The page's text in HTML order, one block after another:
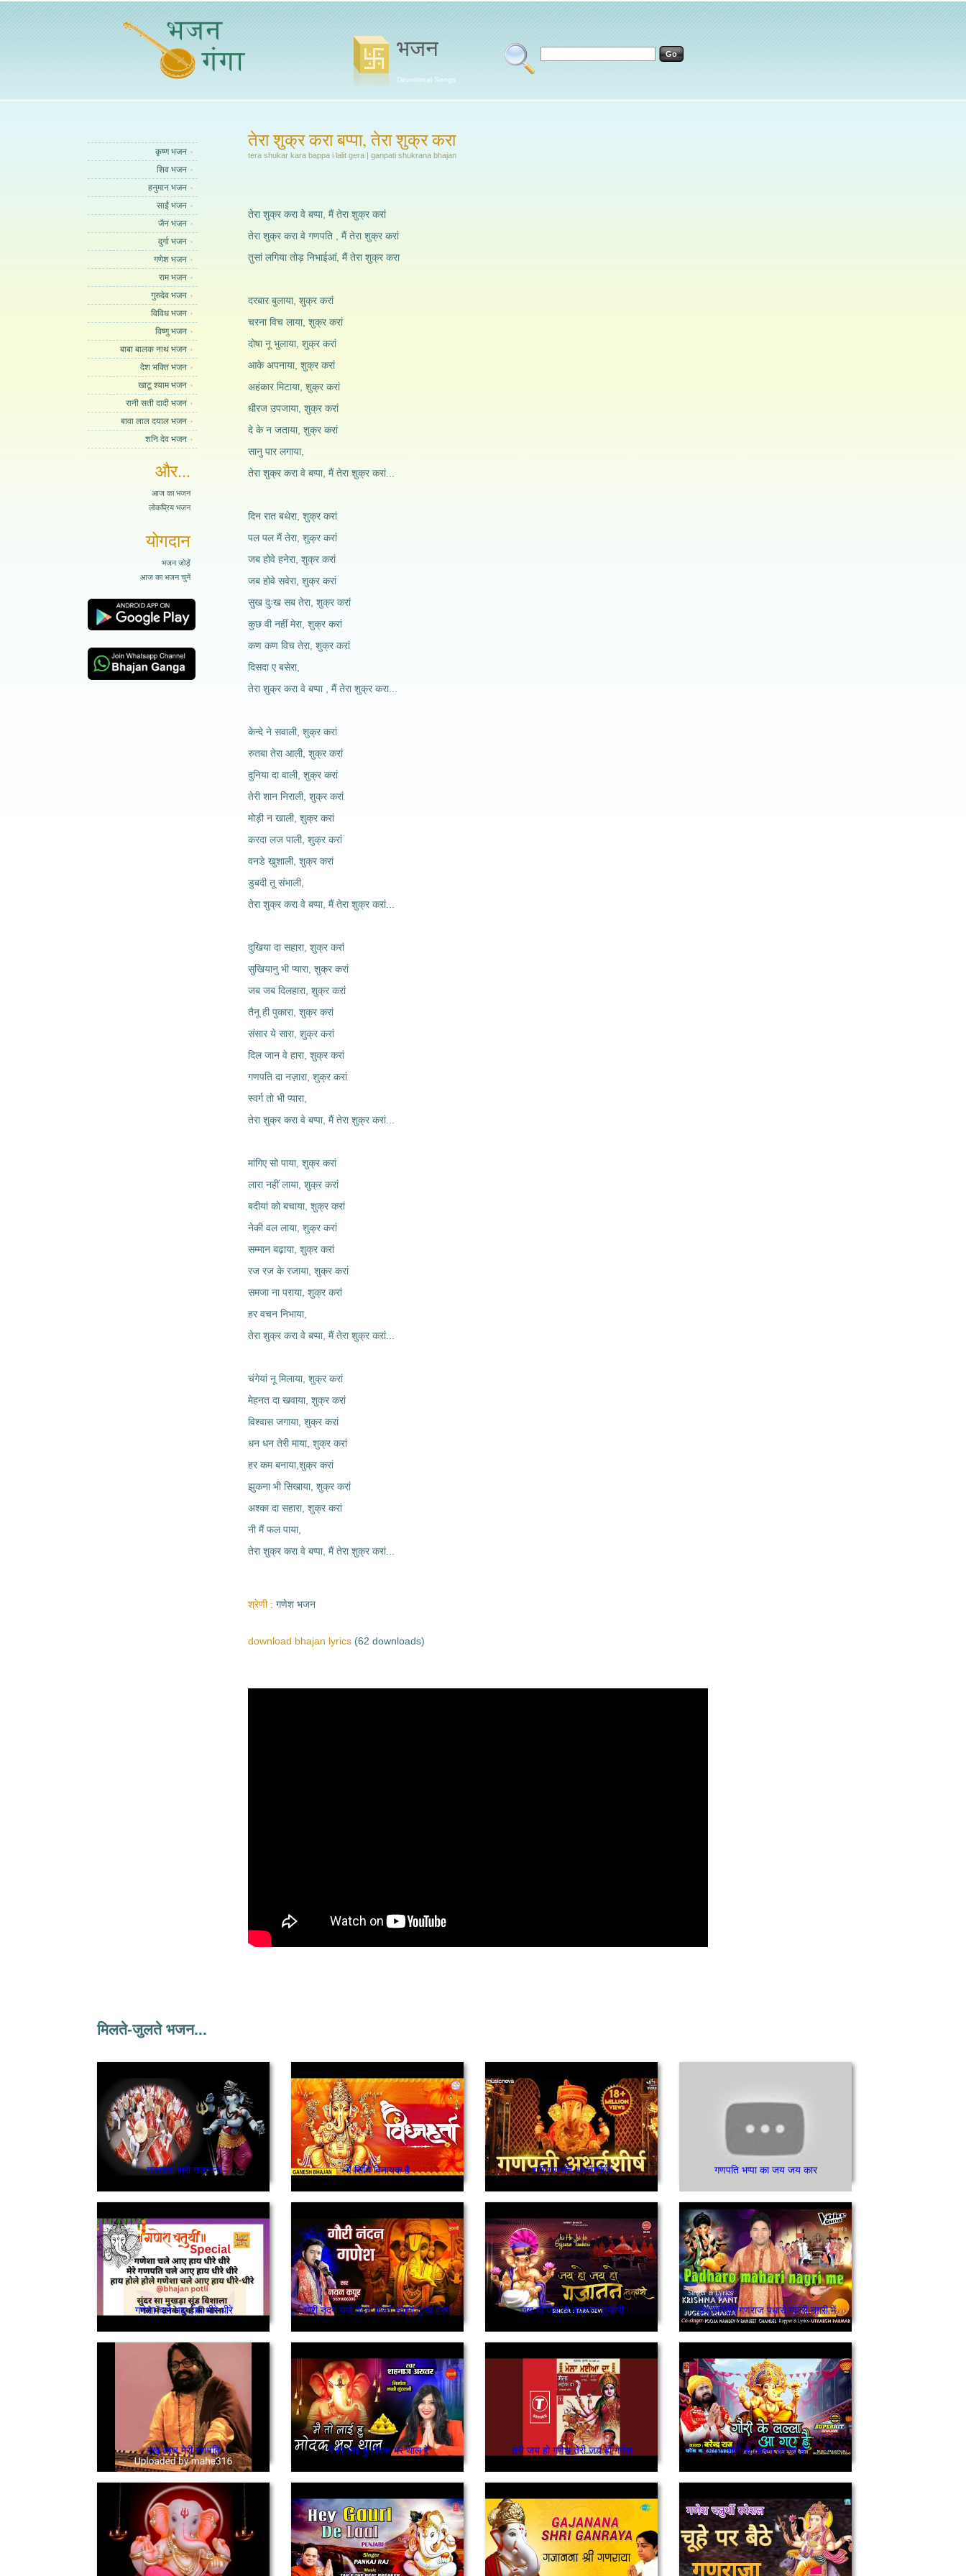
भजन
Devotional Songs
कृष्ण भजन
शिव भजन
हनुमान भजन
साईं भजन
जैन भजन
दुर्गा भजन
गणेश भजन
राम भजन
गुरुदेव भजन
विविध भजन
विष्णु भजन
बाबा बालक नाथ भजन
देश भक्ति भजन
खाटू श्याम भजन
रानी सती दादी भजन
बावा लाल दयाल भजन
शनि देव भजन
और...
आज का भजन
लोकप्रिय भजन
योगदान
भजन जोड़ें
आज का भजन चुनें
तेरा शुक्र करा बप्पा, तेरा शुक्र करा
tera shukar kara bappa i lalit gera | ganpati shukrana bhajan
तेरा शुक्र करा वे बप्पा, मैं तेरा शुक्र करां
तेरा शुक्र करा वे गणपति , मैं तेरा शुक्र करां
तुसां लगिया तोड़ निभाईआं, मैं तेरा शुक्र करा
दरबार बुलाया, शुक्र करां
चरना विच लाया, शुक्र करां
दोषा नू भुलाया, शुक्र करां
आके अपनाया, शुक्र करां
अहंकार मिटाया, शुक्र करां
धीरज उपजाया, शुक्र करां
दे के न जताया, शुक्र करां
सानु पार लगाया,
तेरा शुक्र करा वे बप्पा, मैं तेरा शुक्र करां...
दिन रात बथेरा, शुक्र करां
पल पल मैं तेरा, शुक्र करां
जब होवे हनेरा, शुक्र करां
जब होवे सवेरा, शुक्र करां
सुख दुःख सब तेरा, शुक्र करां
कुछ वी नहीं मेरा, शुक्र करां
कण कण विच तेरा, शुक्र करां
दिसदा ए बसेरा,
तेरा शुक्र करा वे बप्पा , मैं तेरा शुक्र करा...
केन्दे ने सवाली, शुक्र करां
रुतबा तेरा आली, शुक्र करां
दुनिया दा वाली, शुक्र करां
तेरी शान निराली, शुक्र करां
मोड़ी न खाली, शुक्र करां
करदा लज पाली, शुक्र करां
वनडे खुशाली, शुक्र करां
डुबदी तू संभाली,
तेरा शुक्र करा वे बप्पा, मैं तेरा शुक्र करां...
दुखिया दा सहारा, शुक्र करां
सुखियानु भी प्यारा, शुक्र करां
जब जब दिलहारा, शुक्र करां
तैनू ही पुकारा, शुक्र करां
संसार ये सारा, शुक्र करां
दिल जान वे हारा, शुक्र करां
गणपति दा नज़ारा, शुक्र करां
स्वर्ग तो भी प्यारा,
तेरा शुक्र करा वे बप्पा, मैं तेरा शुक्र करां...
मांगिए सो पाया, शुक्र करां
लारा नहीं लाया, शुक्र करां
बदीयां को बचाया, शुक्र करां
नेकी वल लाया, शुक्र करां
सम्मान बढ़ाया, शुक्र करां
रज रज के रजाया, शुक्र करां
समजा ना पराया, शुक्र करां
हर वचन निभाया,
तेरा शुक्र करा वे बप्पा, मैं तेरा शुक्र करां...
चंगेयां नू मिलाया, शुक्र करां
मेहनत दा खवाया, शुक्र करां
विश्वास जगाया, शुक्र करां
धन धन तेरी माया, शुक्र करां
हर कम बनाया,शुक्र करां
झुकना भी सिखाया, शुक्र करां
अश्का दा सहारा, शुक्र करां
नी मैं फल पाया,
तेरा शुक्र करा वे बप्पा, मैं तेरा शुक्र करां...
श्रेणी गणेश भजन
download bhajan lyrics (62 downloads)
मिलते-जुलते भजन...
गजानना श्री गजानना ये सिधि विनायक है श्री गणपति अथर्वशीर्षम् गणपति भप्पा का जय जय कार
गणेशा चले आए हाय धीरे धीरे गोरी नंदन घजे वेदन करने स्वामी दुःख हरण जय हो जय हो घजानन तुम्हारी जय गणपति गणराज पधारो महारी नगरी में
रख लाज मेरी गणपति मैं तो लाइ हु मोदक भर थाल रे तेरी जय हो गणेश तेरी जय हो गणेश गौरी के लल्ला आ गए है